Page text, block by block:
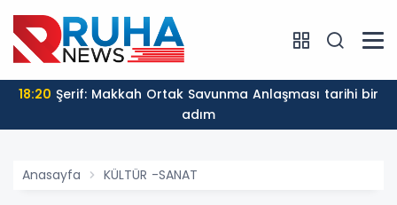
18:20
adım
Anasayfa KÜLTÜR -SANAT